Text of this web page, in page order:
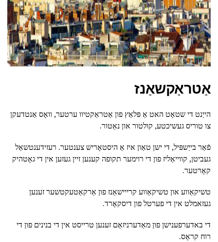
אַטראַקשאַנז
הייַנט די שטאָט האט אַ פּלאַץ פון אַטראַקטיוו ערטער, וואָס אַנטדעקן
צו טוריס געשיכטע, קולטור און נאַטור.
פֿאַר בייַשפּיל, די ישן טאַון איז אַ היסטאָריש צענטער. רעזידענטשאַל
געביטן, קווייאַליז פון די רוימער תקופה קענען זיין געזען אין די גאָטהיק
קאָרטער.
טשיקאַווע און טשיקאַווע קרייישאַנז פון אַרקאַטעקטשער זענען
געזאמלט אין די פערטל פון דיסקאָרד.
די באדערפענישן פון מאַדערניזאַם זענען טרייסט אין די בנינים פון די
רוח קראָס.